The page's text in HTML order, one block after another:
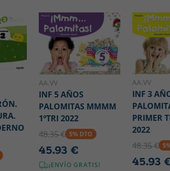
AA.VV
INF 5 AÑOS
PALOMITAS MMMM
1ºTRI 2022
48.35 € 5% DTO
45.93 €
¡ENVÍO GRATIS!
AA.VV
INF 3
PRIMER
2022
48.35 €
45.93